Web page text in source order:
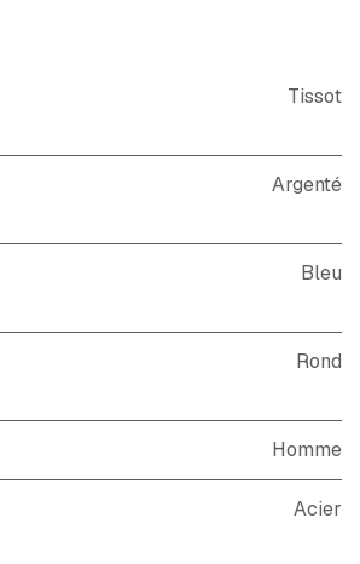
Tissot
Argenté
Bleu
Rond
Homme
Acier